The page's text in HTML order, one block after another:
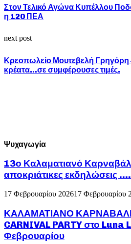
Στον Τελικό Αγώνα Κυπέλλου
η 120 ΠΕΑ
next post
Κρεοπωλείο Μουτεβελή Γρηγόρη
κρέατα…σε συμφέρουσες τιμές.
Ψυχαγωγία
13ο Καλαματιανό Καρναβάλι
αποκριάτικες εκδηλώσεις ….
17 Φεβρουαρίου 202617 Φεβρουαρίου
ΚΑΛΑΜΑΤΙΑΝΟ ΚΑΡΝΑΒΑΛΙ
CARNIVAL PARTY στο
Φεβρουαρίου